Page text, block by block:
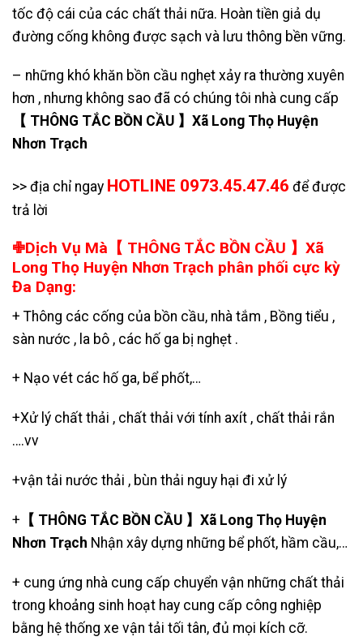
tốc độ cái của các chất thải nữa. Hoàn tiền giả dụ
đường cống không được sạch và lưu thông bền vững.
– những khó khăn bồn cầu nghẹt xảy ra thường xuyên
hơn , nhưng không sao đã có chúng tôi nhà cung cấp
【 THÔNG TẮC BỒN CẦU 】Xã Long Thọ Huyện
Nhơn Trạch
>> địa chỉ ngay HOTLINE 0973.45.47.46 để được
trả lời
✙Dịch Vụ Mà【 THÔNG TẮC BỒN CẦU 】Xã
Long Thọ Huyện Nhơn Trạch phân phối cực kỳ
Đa Dạng:
+ Thông các cống của bồn cầu, nhà tắm , Bồng tiểu ,
sàn nước , la bô , các hố ga bị nghẹt .
+ Nạo vét các hố ga, bể phốt,…
+Xử lý chất thải , chất thải với tính axít , chất thải rắn
….vv
+vận tải nước thải , bùn thải nguy hại đi xử lý
+ 【 THÔNG TẮC BỒN CẦU 】Xã Long Thọ Huyện
Nhơn Trạch Nhận xây dựng những bể phốt, hầm cầu,…
+ cung ứng nhà cung cấp chuyển vận những chất thải
trong khoảng sinh hoạt hay cung cấp công nghiệp
bằng hệ thống xe vận tải tối tân, đủ mọi kích cỡ.